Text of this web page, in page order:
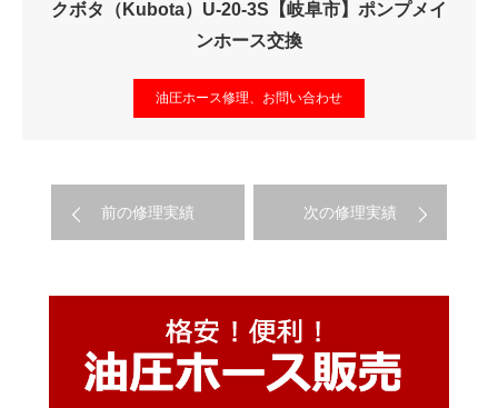
クボタ（Kubota）U-20-3S【岐阜市】ポンプメイ
ンホース交換
油圧ホース修理、お問い合わせ
前の修理実績 次の修理実績